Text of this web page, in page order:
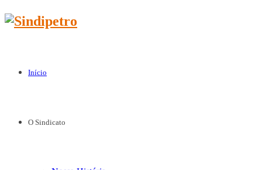
Início
O Sindicato